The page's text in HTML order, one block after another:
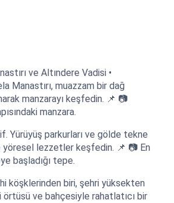
ve Altındere Vadisi •
Manastırı, muazzam bir dağ
manzarayı keşfedin. 📌 📷
manzara.
Yürüyüş parkurları ve gölde tekne
yöresel lezzetler keşfedin. 📌 📷 En
başladığı tepe.
köşklerinden biri, şehri yüksekten
ve bahçesiyle rahatlatıcı bir